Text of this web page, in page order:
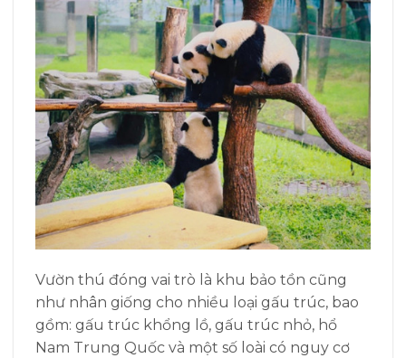
Vườn thú đóng vai trò là khu bảo tồn cũng
như nhân giống cho nhiều loại gấu trúc, bao
gồm: gấu trúc khổng lồ, gấu trúc nhỏ, hổ
Nam Trung Quốc và một số loài có nguy cơ